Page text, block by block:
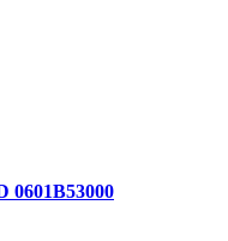
0601B53000